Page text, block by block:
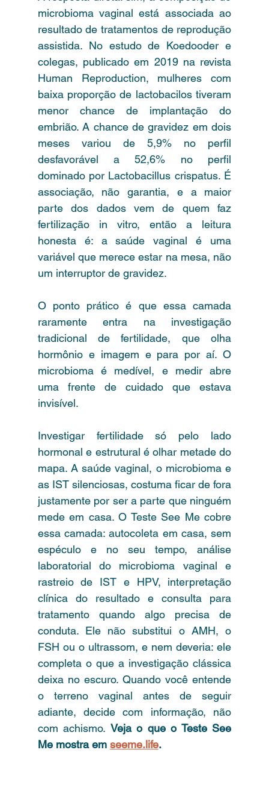
microbioma vaginal está associada ao
resultado de tratamentos de reprodução
assistida. No estudo de Koedooder e
colegas, publicado em 2019 na revista
Human Reproduction, mulheres com
baixa proporção de lactobacilos tiveram
menor chance de implantação do
embrião. A chance de gravidez em dois
meses variou de 5,9% no perfil
desfavorável a 52,6% no perfil
dominado por Lactobacillus crispatus. É
associação, não garantia, e a maior
parte dos dados vem de quem faz
fertilização in vitro, então a leitura
honesta é: a saúde vaginal é uma
variável que merece estar na mesa, não
um interruptor de gravidez.
O ponto prático é que essa camada
raramente entra na investigação
tradicional de fertilidade, que olha
hormônio e imagem e para por aí. O
microbioma é medível, e medir abre
uma frente de cuidado que estava
invisível.
Investigar fertilidade só pelo lado
hormonal e estrutural é olhar metade do
mapa. A saúde vaginal, o microbioma e
as IST silenciosas, costuma ficar de fora
justamente por ser a parte que ninguém
mede em casa. O Teste See Me cobre
essa camada: autocoleta em casa, sem
espéculo e no seu tempo, análise
laboratorial do microbioma vaginal e
rastreio de IST e HPV, interpretação
clínica do resultado e consulta para
tratamento quando algo precisa de
conduta. Ele não substitui o AMH, o
FSH ou o ultrassom, e nem deveria: ele
completa o que a investigação clássica
deixa no escuro. Quando você entende
o terreno vaginal antes de seguir
adiante, decide com informação, não
com achismo. Veja o que o Teste See
Me mostra em seeme.life.